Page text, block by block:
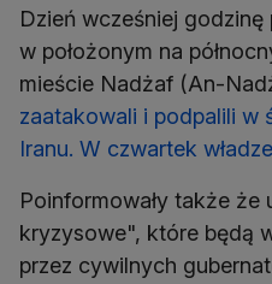
Dzień wcześniej
w położonym na
mieście Nadżaf (An-
zaatakowali i podpalili w
Iranu. W czwartek
Poinformowały także że
kryzysowe", które będą
przez cywilnych